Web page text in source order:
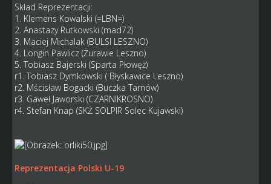
Skład Reprezentacji:
1. Klemens Kowalski (=LBN=)
2. Anastazy Rutkowski (mad72)
3. Maciej Michalak (BULSI LESZNO)
4. Longin Pawlicz (Żurawie Leszno)
5. Tobiasz Bajerski (Sparta Płowęż)
r1. Tobiasz Dymkowski ( Błyskawice Leszno)
r2. Mścisław Bogacki (Buczka Tarnów)
r3. Gaweł Jaworski (CZARNIKROSNO)
r4. Stefan Knap (SKŻ SOLPIR Solec Kujawski)
Reprezentacja Polski U-19